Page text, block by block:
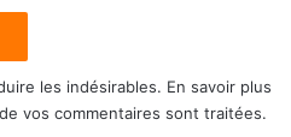
les indésirables. En savoir plus
vos commentaires sont traitées.